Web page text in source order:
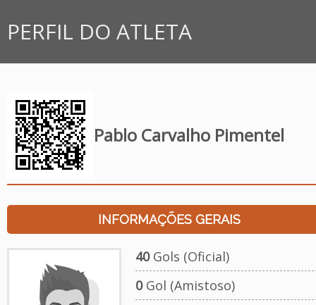
PERFIL DO ATLETA
Pablo Carvalho Pimentel
INFORMAÇÕES GERAIS
40Gols (Oficial)
0Gol (Amistoso)